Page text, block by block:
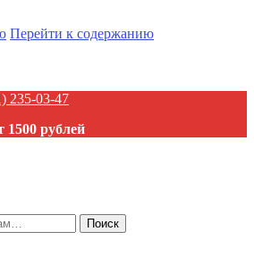
Перейти к содержанию
235-03-47
1500 рублей
Поиск
Поиск